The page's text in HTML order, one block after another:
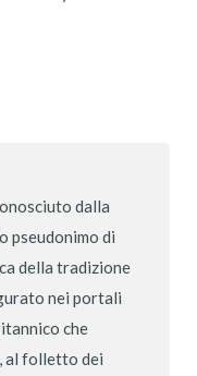
dalla
pseudonimo di
della tradizione
nei portali
che
al folletto dei